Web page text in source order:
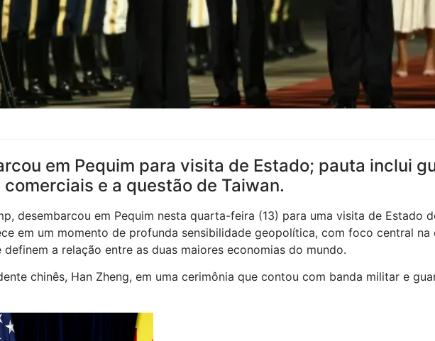
em Pequim para visita de Estado; pauta inclui
e a questão de Taiwan.
desembarcou em Pequim nesta quarta-feira (13) para uma visita de Estado
em um momento de profunda sensibilidade geopolítica, com foco central na
a relação entre as duas maiores economias do mundo.
chinês, Han Zheng, em uma cerimônia que contou com banda militar e